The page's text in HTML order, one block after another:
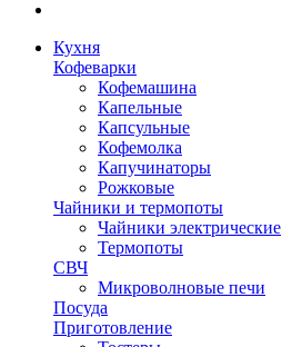
Кухня
Кофеварки
Кофемашина
Капельные
Капсульные
Кофемолка
Капучинаторы
Рожковые
Чайники и термопоты
Чайники электрические
Термопоты
СВЧ
Микроволновые печи
Посуда
Приготовление